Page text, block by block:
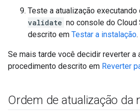
Teste a atualização
validate no console do Cloud
descrito em Testar a instalação.
Se mais tarde você decidir reverter a
procedimento descrito em Reverter
Ordem de atualização da